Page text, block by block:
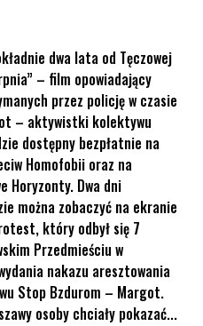
dwa lata od Tęczowej
– film opowiadający
przez policję w czasie
– aktywistki kolektywu
dostępny bezpłatnie na
Homofobii oraz na
Horyzonty. Dwa dni
można zobaczyć na ekranie
który odbył się 7
Przedmieściu w
nakazu aresztowania
Stop Bzdurom – Margot.
osoby chciały pokazać...